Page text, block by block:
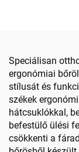
Speciálisan
ergonómiai
stílusát és
székek
hátcsuklókkal,
befestülő ülési
csökkenti a